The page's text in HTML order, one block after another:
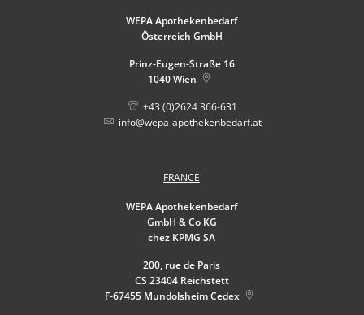
WEPA Apothekenbedarf
Österreich GmbH
Prinz-Eugen-Straße 16
1040 Wien
+43 (0)2624 366-631
info@wepa-apothekenbedarf.at
FRANCE
WEPA Apothekenbedarf
GmbH & Co KG
chez KPMG SA
200, rue de Paris
CS 23404 Reichstett
F-67455 Mundolsheim Cedex